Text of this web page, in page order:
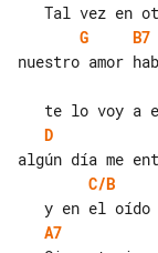
G
B7
D
C/B
A7